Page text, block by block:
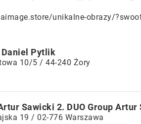
unikalne-obrazy/
Pytlik
10/5 / 44-240 Żory
Sawicki 2. DUO Group
19 / 02-776 Warszawa